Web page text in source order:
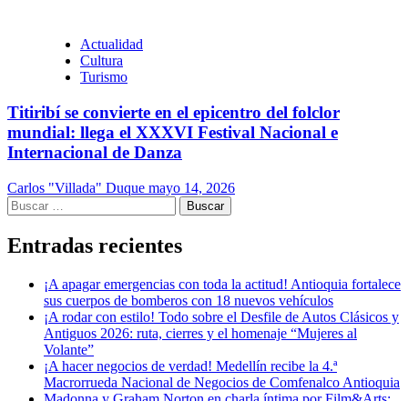
Actualidad
Cultura
Turismo
Titiribí se convierte en el epicentro del folclor
mundial: llega el XXXVI Festival Nacional e
Internacional de Danza
Carlos "Villada" Duque mayo 14, 2026
Buscar:
Entradas recientes
¡A apagar emergencias con toda la actitud! Antioquia fortalece
sus cuerpos de bomberos con 18 nuevos vehículos
¡A rodar con estilo! Todo sobre el Desfile de Autos Clásicos y
Antiguos 2026: ruta, cierres y el homenaje “Mujeres al
Volante”
¡A hacer negocios de verdad! Medellín recibe la 4.ª
Macrorrueda Nacional de Negocios de Comfenalco Antioquia